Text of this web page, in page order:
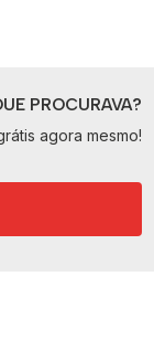
PROCURAVA?
agora mesmo!